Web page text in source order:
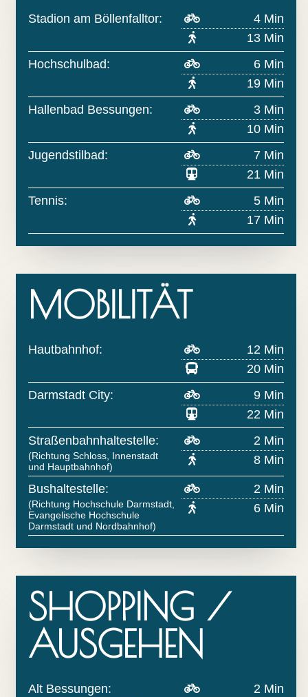
Stadion am Böllenfalltor:
4 Min
13 Min
Hochschulbad:
6 Min
19 Min
Hallenbad Bessungen:
3 Min
10 Min
Jugendstilbad:
7 Min
21 Min
Tennis:
5 Min
17 Min
MOBILITÄT
Hautbahnhof:
12 Min
20 Min
Darmstadt City:
9 Min
22 Min
Straßenbahnhaltestelle:
(Richtung Schloss, Innenstadt
und Hauptbahnhof)
2 Min
8 Min
Bushaltestelle:
(Richtung Hochschule Darmstadt,
Evangelische Hochschule
Darmstadt und Nordbahnhof)
2 Min
6 Min
SHOPPING /
AUSGEHEN
Alt Bessungen:
2 Min